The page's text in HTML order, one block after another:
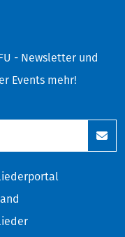
- Newsletter und
Events mehr!